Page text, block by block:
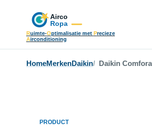
Ruimte-Optimalisatie met Precieze
Airconditioning
HomeMerkenDaikin Daikin
PRODUCT